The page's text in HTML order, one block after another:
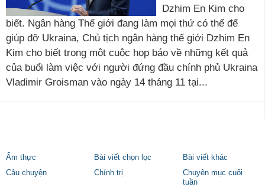
Dzhim En Kim cho
biết. Ngân hàng Thế giới đang làm mọi thứ có thể để
giúp đỡ Ukraina, Chủ tịch ngân hàng thế giới Dzhim En
Kim cho biết trong một cuộc họp báo về những kết quả
của buổi làm việc với người đứng đầu chính phủ Ukraina
Vladimir Groisman vào ngày 14 tháng 11 tại...
Ẩm thực Bài viết chọn lọc
Bài viết khác
Câu chuyện
Chính trị
Chuyên mục cuối
tuần